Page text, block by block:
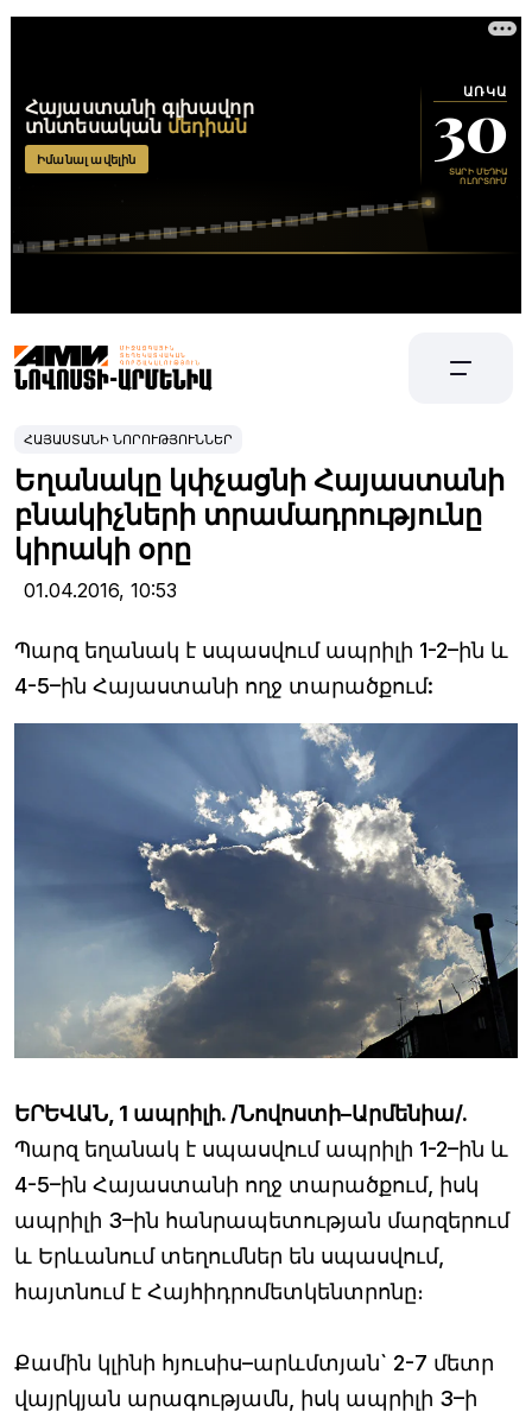
ՀԱՅԱՍՏԱՆԻ ՆՈՐՈՒԹՅՈՒՆՆԵՐ
Եղանակը կփչացնի Հայաստանի
բնակիչների տրամադրությունը
կիրակի օրը
01.04.2016, 10:53
Պարզ եղանակ է սպասվում ապրիլի 1-2–ին և
4-5–ին Հայաստանի ողջ տարածքում:
ԵՐԵՎԱՆ, 1 ապրիլի. /Նովոստի–Արմենիա/.
Պարզ եղանակ է սպասվում ապրիլի 1-2–ին և
4-5–ին Հայաստանի ողջ տարածքում, իսկ
ապրիլի 3–ին հանրապետության մարզերում
և Երևանում տեղումներ են սպասվում,
հայտնում է Հայհիդրոմետկենտրոնը։
Քամին կլինի հյուսիս–արևմտյան` 2-7 մետր
վայրկյան արագությամն, իսկ ապրիլի 3–ի